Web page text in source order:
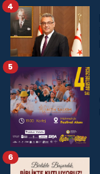
4
5
6